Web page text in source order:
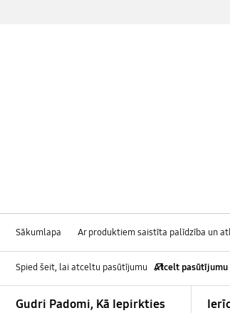
Sākumlapa Ar produktiem saistīta palīdzība un
Spied šeit, lai atceltu pasūtījumu Atcelt pasūtījumu
Gudri Padomi, Kā Iepirkties